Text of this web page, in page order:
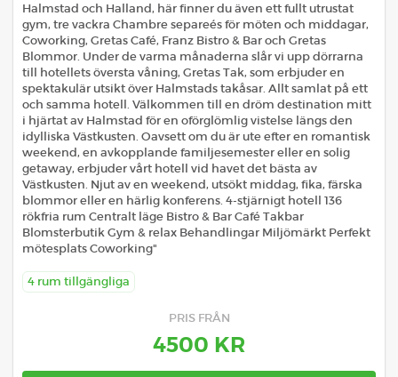
Halmstad och Halland, här finner du även ett fullt utrustat
gym, tre vackra Chambre separeés för möten och middagar,
Coworking, Gretas Café, Franz Bistro & Bar och Gretas
Blommor. Under de varma månaderna slår vi upp dörrarna
till hotellets översta våning, Gretas Tak, som erbjuder en
spektakulär utsikt över Halmstads takåsar. Allt samlat på ett
och samma hotell. Välkommen till en dröm destination mitt
i hjärtat av Halmstad för en oförglömlig vistelse längs den
idylliska Västkusten. Oavsett om du är ute efter en romantisk
weekend, en avkopplande familjesemester eller en solig
getaway, erbjuder vårt hotell vid havet det bästa av
Västkusten. Njut av en weekend, utsökt middag, fika, färska
blommor eller en härlig konferens. 4-stjärnigt hotell 136
rökfria rum Centralt läge Bistro & Bar Café Takbar
Blomsterbutik Gym & relax Behandlingar Miljömärkt Perfekt
mötesplats Coworking"
4 rum tillgängliga
PRIS FRÅN
4500 KR